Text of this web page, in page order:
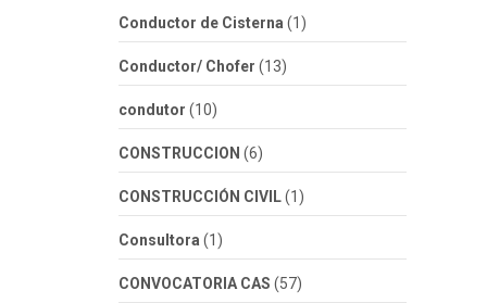
Conductor de Cisterna (1)
Conductor/ Chofer (13)
condutor (10)
CONSTRUCCION (6)
CONSTRUCCIÓN CIVIL(1)
Consultora (1)
CONVOCATORIA CAS (57)